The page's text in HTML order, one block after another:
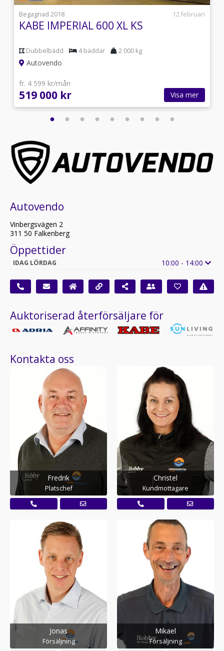
Begagnad 2018
12 februari
KABE IMPERIAL 600 XL KS
Dubbelbädd 4 bäddar 2 000 kg
Autovendo
fr. 4 599 kr/mån
519 000 kr Visa mer
Autovendo
Vinbergsvägen 2
311 50 Falkenberg
Öppettider
IDAG LÖRDAG 10:00 - 14:00
Auktoriserad återförsäljare för
Kontakta oss
Fredrik
Platschef
Christel
Kundmottagare
Jonas
Försäljning
Mikael
Försäljning